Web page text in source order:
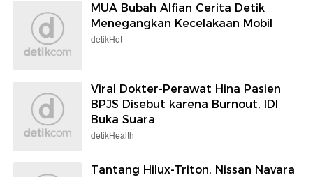
MUA Bubah Alfian Cerita Detik
Menegangkan Kecelakaan Mobil
detikHot
Viral Dokter-Perawat Hina Pasien
BPJS Disebut karena Burnout, IDI
Buka Suara
detikHealth
Tantang Hilux-Triton, Nissan Navara